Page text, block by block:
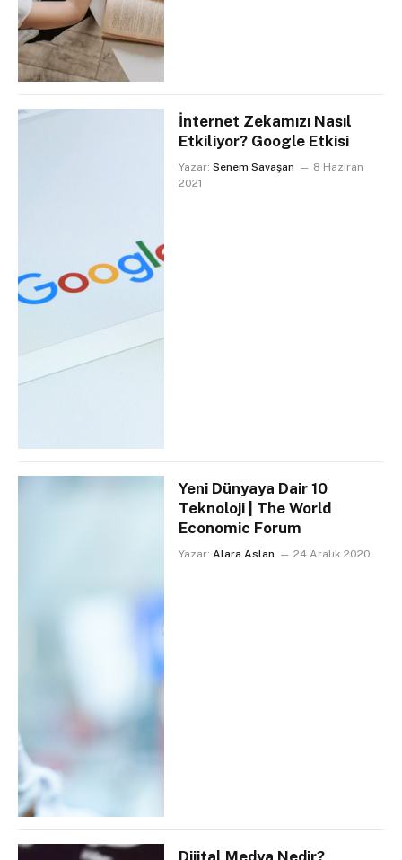
İnternet Zekamızı Nasıl
Etkiliyor? Google Etkisi
Yazar: Senem Savaşan
8 Haziran
2021
Yeni Dünyaya Dair 10
Teknoloji | The World
Economic Forum
Yazar: Alara Aslan 24 Aralık 2020